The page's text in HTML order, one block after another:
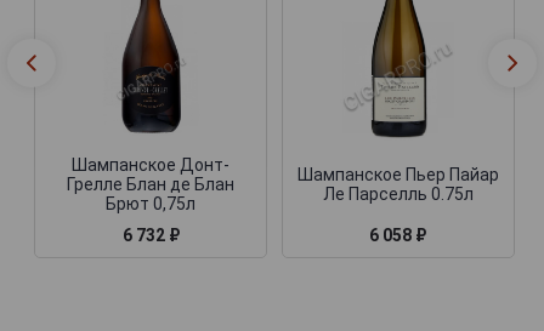
Шампанское Донт-
Грелле Блан де Блан
Брют 0,75л
6 732 ₽
Шампанское Пьер Пайар
Ле Парселль 0.75л
6 058 ₽